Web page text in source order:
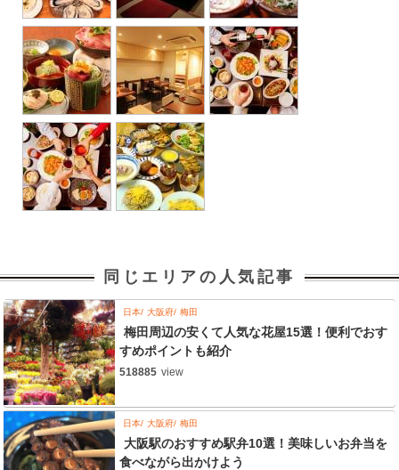
同じエリアの人気記事
日本 大阪府 梅田
梅田周辺の安くて人気な花屋15選！便利でおす
すめポイントも紹介
518885 view
日本 大阪府 梅田
大阪駅のおすすめ駅弁10選！美味しいお弁当を
食べながら出かけよう